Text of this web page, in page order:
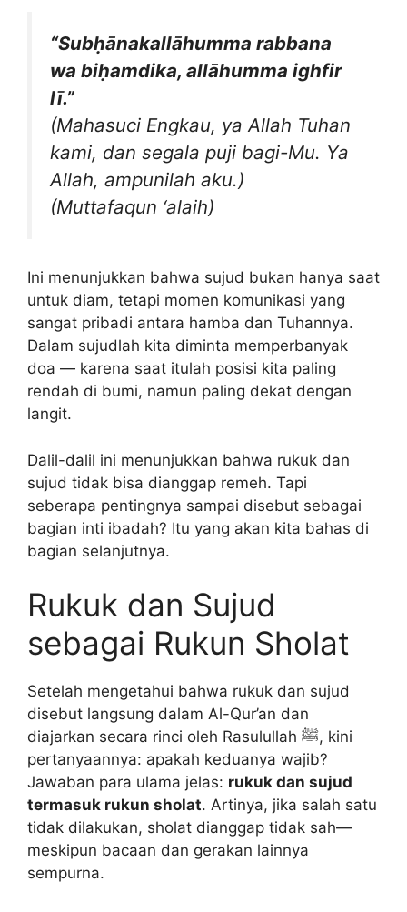
“Subḥānakallāhumma rabbana
wa biḥamdika, allāhumma ighfir
lī.”
(Mahasuci Engkau, ya Allah Tuhan
kami, dan segala puji bagi-Mu. Ya
Allah, ampunilah aku.)
(Muttafaqun ‘alaih)
Ini menunjukkan bahwa sujud bukan hanya saat
untuk diam, tetapi momen komunikasi yang
sangat pribadi antara hamba dan Tuhannya.
Dalam sujudlah kita diminta memperbanyak
doa — karena saat itulah posisi kita paling
rendah di bumi, namun paling dekat dengan
langit.
Dalil-dalil ini menunjukkan bahwa rukuk dan
sujud tidak bisa dianggap remeh. Tapi
seberapa pentingnya sampai disebut sebagai
bagian inti ibadah? Itu yang akan kita bahas di
bagian selanjutnya.
Rukuk dan Sujud
sebagai Rukun Sholat
Setelah mengetahui bahwa rukuk dan sujud
disebut langsung dalam Al-Qur’an dan
diajarkan secara rinci oleh Rasulullah ﷺ, kini
pertanyaannya: apakah keduanya wajib?
Jawaban para ulama jelas: rukuk dan sujud
termasuk rukun sholat. Artinya, jika salah satu
tidak dilakukan, sholat dianggap tidak sah—
meskipun bacaan dan gerakan lainnya
sempurna.